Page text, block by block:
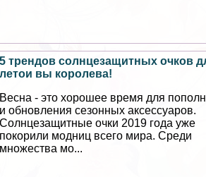
5 трендов солнцезащитных очков
летои вы королева!
Весна - это хорошее время для
и обновления сезонных аксессуаров.
Солнцезащитные очки 2019 года уже
покорили модниц всего мира. Среди
множества мо...